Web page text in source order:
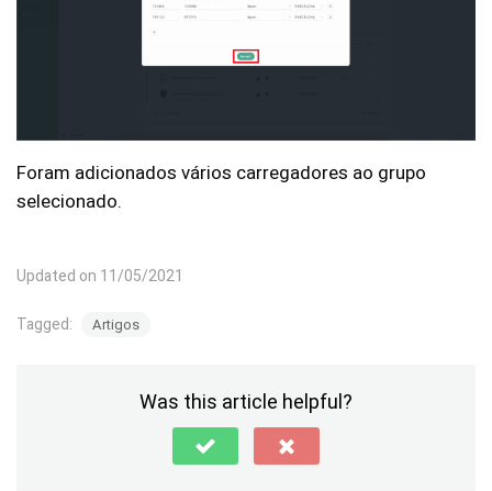
Foram adicionados vários carregadores ao grupo
selecionado.
Updated on 11/05/2021
Tagged: Artigos
Was this article helpful?